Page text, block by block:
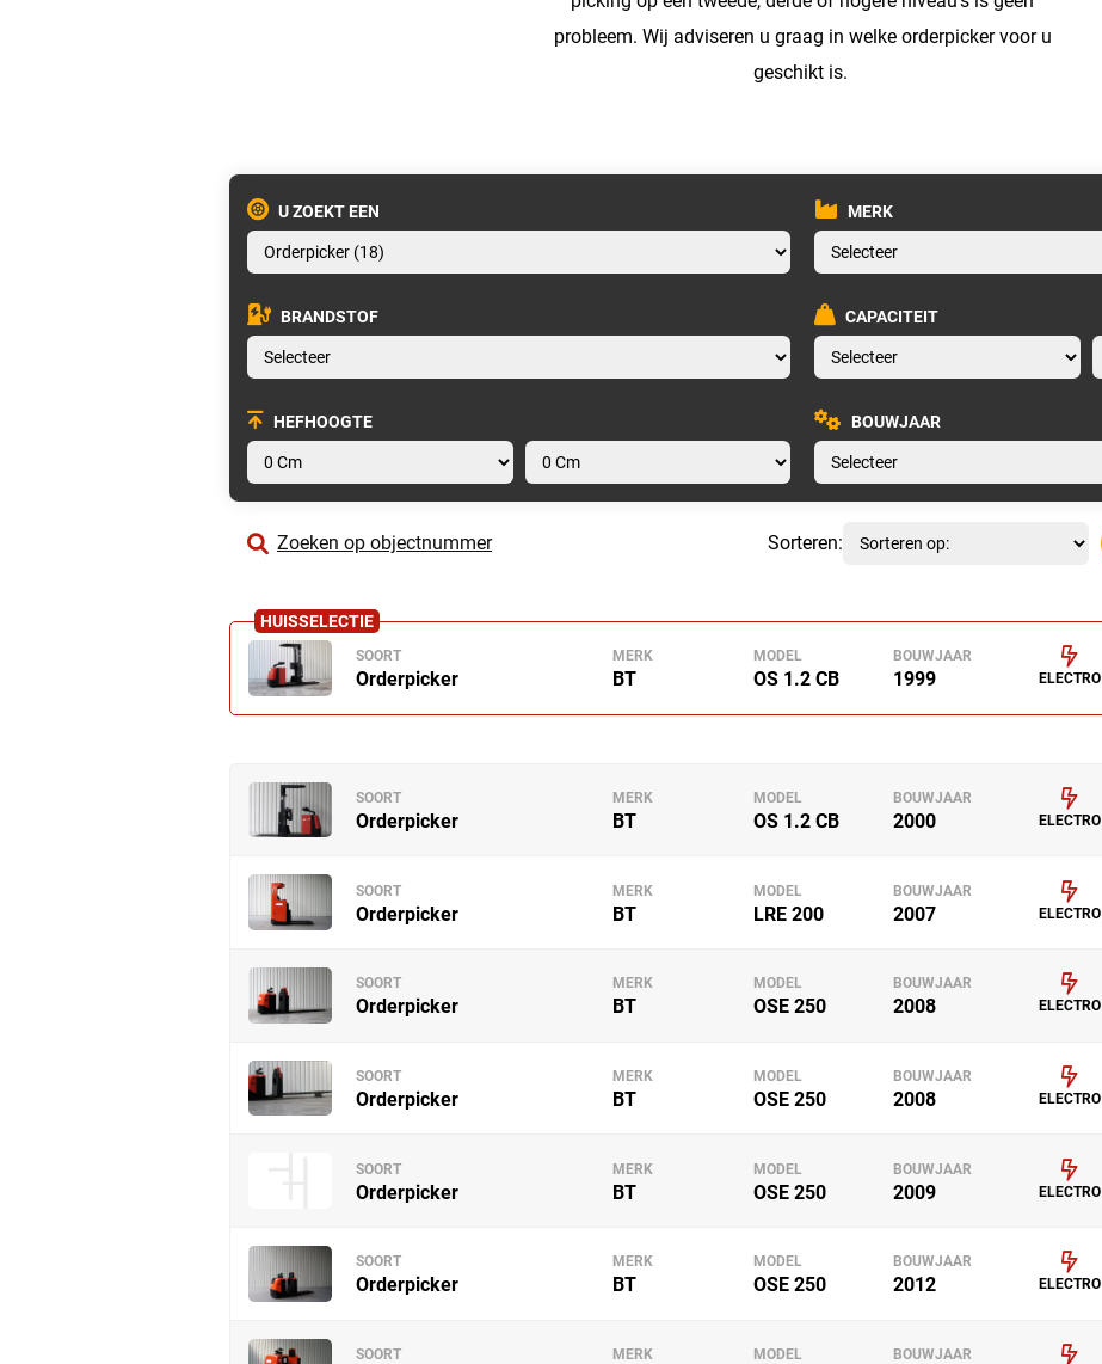
probleem. Wij adviseren u graag in welke orderpicker voor u
geschikt is.
U ZOEKT EEN MERK
BRANDSTOF CAPACITEIT
HEFHOOGTE BOUWJAAR
Zoeken op objectnummer Sorteren:
SOORT
Orderpicker
MERK
BT
MODEL
OS 1.2 CB
BOUWJAAR
1999 ELECTRO
SOORT
Orderpicker
MERK
BT
MODEL
OS 1.2 CB
BOUWJAAR
2000 ELECTRO
SOORT
Orderpicker
MERK
BT
MODEL
LRE 200
BOUWJAAR
2007 ELECTRO
SOORT
Orderpicker
MERK
BT
MODEL
OSE 250
BOUWJAAR
2008 ELECTRO
SOORT
Orderpicker
MERK
BT
MODEL
OSE 250
BOUWJAAR
2008 ELECTRO
SOORT
Orderpicker
MERK
BT
MODEL
OSE 250
BOUWJAAR
2009 ELECTRO
SOORT
Orderpicker
MERK
BT
MODEL
OSE 250
BOUWJAAR
2012 ELECTRO
SOORT MERK MODEL BOUWJAAR